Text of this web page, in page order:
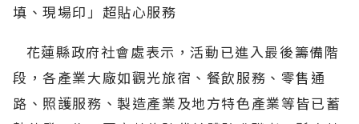
填、現場印」超貼心服務
花蓮縣政府社會處表示，活動已進入最後籌備階
段，各產業大廠如觀光旅宿、餐飲服務、零售通
路、照護服務、製造產業及地方特色產業等皆已蓄